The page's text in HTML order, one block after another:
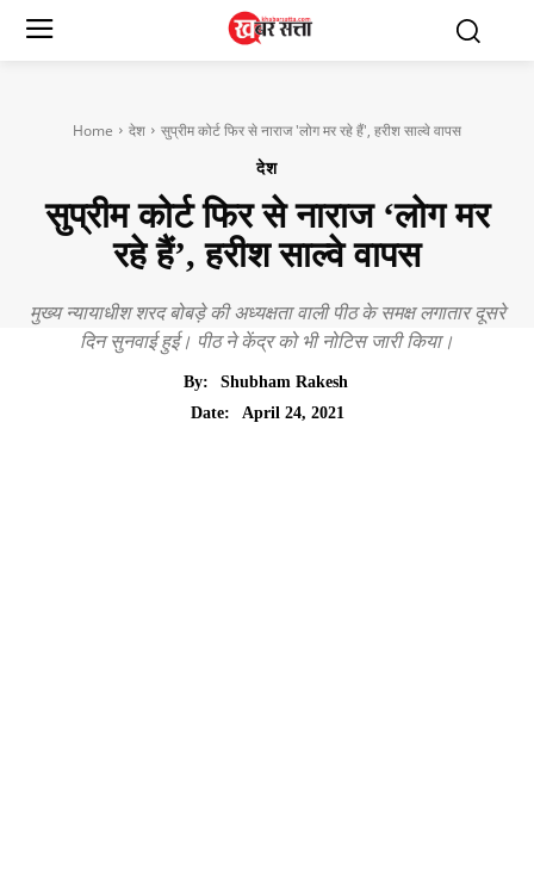
Home देश सुप्रीम कोर्ट फिर से नाराज 'लोग मर रहे हैं', हरीश साल्वे वापस
देश
सुप्रीम कोर्ट फिर से नाराज ‘लोग मर
रहे हैं’, हरीश साल्वे वापस
मुख्य न्यायाधीश शरद बोबड़े की अध्यक्षता वाली पीठ के समक्ष लगातार दूसरे
दिन सुनवाई हुई। पीठ ने केंद्र को भी नोटिस जारी किया।
By:
Shubham Rakesh
Date:
April 24, 2021